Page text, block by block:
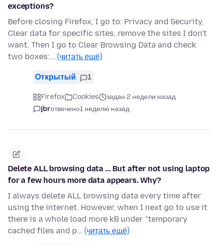
exceptions?
Before closing Firefox, I go to: Privacy and Security,
Clear data for specific sites, remove the sites I don't
want. Then I go to Clear Browsing Data and check
two boxes:… (читать ещё)
Открытый 1
Firefox Cookies
задан 2 недели назад
jbrотвечено1 неделю назад
Delete ALL browsing data ... But after not using laptop
for a few hours more data appears. Why?
I always delete ALL browsing data every time after
using the internet. However, when I next go to use it
there is a whole load more kB under "temporary
cached files and p… (читать ещё)